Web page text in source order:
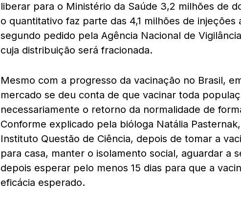
liberar para o Ministério da Saúde 3,2 milhões de
o quantitativo faz parte das 4,1 milhões de injeções
segundo pedido pela Agência Nacional de
cuja distribuição será fracionada.
Mesmo com a progresso da vacinação no Brasil,
mercado se deu conta de que vacinar toda
necessariamente o retorno da normalidade de
Conforme explicado pela bióloga Natália
Instituto Questão de Ciência, depois de tomar a
para casa, manter o isolamento social, aguardar a
depois esperar pelo menos 15 dias para que a
eficácia esperado.